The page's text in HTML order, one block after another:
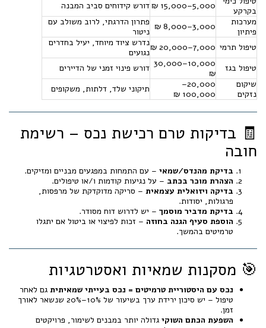
בקרקע
5,000–15,000 ₪
דורש קידוחים סביב המבנה
מערכות
פיתיון
3,000–8,000 ₪
פתרון הדרגתי, לרוב משולב עם
ניטור
טיפול תרמי 7,000–20,000 ₪
נדרש ציוד מיוחד, יעיל בחדרים
נגועים
טיפול בגז
10,000–30,000
₪
דורש פינוי זמני של הדיירים
שיקום
נזקים
20,000–
100,000 ₪
תיקוני שלד, דלתות, משקופים
🧾 בדיקות טרם רכישת נכס – רשימת
חובה
בדיקת מהנדס/שמאי – עם התמחות במפגעים מבניים ומזיקים.
הצהרת מוכר בכתב – על נגיעות קודמות ו/או טיפולים.
בדיקה ויזואלית עצמאית – סריקה מדוקדקת של מרפסות,
פרגולות, יסודות.
בדיקת מדביר מוסמך – יש לדרוש דוח מסודר.
הוספת סעיף הגנה בחוזה – זכות לפיצוי או ביטול אם יתגלו
טרמיטים בהמשך.
🎯 מסקנות שמאיות ואסטרטגיות
נכס עם היסטוריית טרמיטים = נכס בעייתי שמאיתית גם לאחר
טיפול – יש סיכון ירידת ערך בשיעור של 10%–20% שנשאר לאורך
זמן.
השפעת הכתם השוקי גדולה יותר במבנים לשימור, פרויקטים